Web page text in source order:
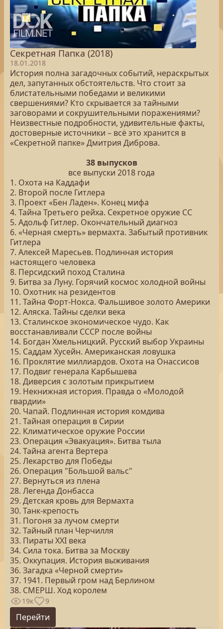
Секретная Папка (2018)
18.01.2018
История полна загадочных событий, нераскрытых
дел, запутанных обстоятельств. Что стоит за
блистательными победами и великими
свершениями? Кто скрывается за тайными
заговорами и сокрушительными поражениями?
Неизвестные подробности, удивительные факты,
достоверные источники – всё это хранится в
«Секретной папке» Дмитрия Диброва.
38 выпусков
все выпуски 2018 года
1. Охота на Каддафи
2. Второй после Гитлера
3. Проект «Бен Ладен». Конец мифа
4. Тайна Третьего рейха. Секретное оружие СС
5. Адольф Гитлер. Окончательный диагноз
6. «Черная смерть» вермахта. Забытый противник
Гитлера
7. Алексей Маресьев. Подлинная история
настоящего человека
8. Персидский поход Сталина
9. Битва за Луну. Горячий космос холодной войны
10. Охотник на резидентов
11. Тайна Форт-Нокса. Фальшивое золото Америки
12. Аляска. Тайны сделки века
13. Сталинское экономическое чудо. Как
восстанавливали СССР после войны
14. Богдан Хмельницкий. Русский выбор Украины
15. Саддам Хусейн. Американская ловушка
16. Проклятие миллиардов. Охота на Онассисов
17. Подвиг генерала Карбышева
18. Диверсия с золотым прикрытием
19. Некнижная история. Правда о «Молодой
гвардии»
20. Чапай. Подлинная история комдива
21. Тайная операция в Сирии
22. Климатическое оружие России
23. Операция «Эвакуация». Битва тыла
24. Тайна агента Вертера
25. Лекарство для Победы
26. Операция "Большой вальс"
27. Вернуться из плена
28. Легенда Донбасса
29. Детская кровь для Вермахта
30. Танк-крепость
31. Погоня за лучом смерти
32. Тайный план Черчилля
33. Пираты ХХI века
34. Сила тока. Битва за Москву
35. Оккупация. История выживания
36. Загадка «Черной смерти»
37. 1941. Первый гром над Берлином
38. СМЕРШ. Ход королем
19к 9
Перейти